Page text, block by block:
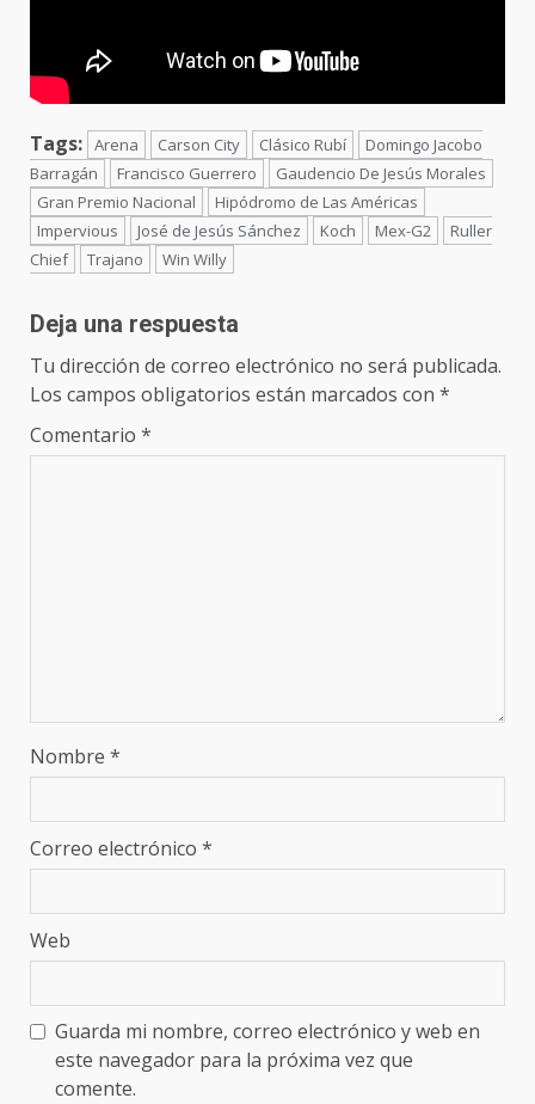
Tags: Arena Carson City Clásico Rubí
Domingo Jacobo
Barragán
Francisco Guerrero
Gaudencio De Jesús Morales
Gran Premio Nacional
Hipódromo de Las Américas
Impervious
José de Jesús Sánchez Koch Mex-G2
Ruller
Chief
Trajano Win Willy
Deja una respuesta
Tu dirección de correo electrónico no será publicada.
Los campos obligatorios están marcados con *
Comentario *
Nombre *
Correo electrónico *
Web
Guarda mi nombre, correo electrónico y web en
este navegador para la próxima vez que
comente.